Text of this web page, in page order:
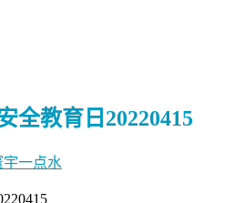
全教育日20220415
宇一点水